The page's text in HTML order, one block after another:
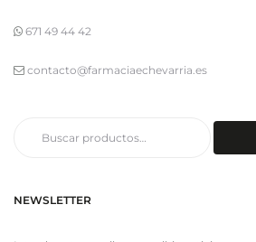
671 49 44 42
contacto@farmaciaechevarria.es
NEWSLETTER